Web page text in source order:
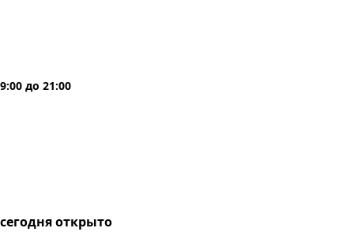
9:00 до 21:00
сегодняоткрыто